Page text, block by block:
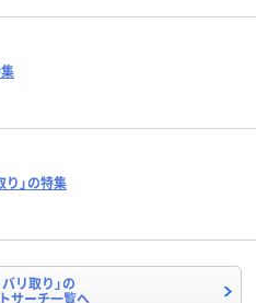
」の特集
バリ取り」の
サーチ一覧へ